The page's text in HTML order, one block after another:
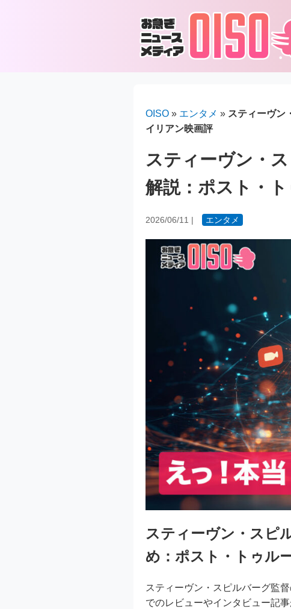
OISO » エンタメ » スティーヴン
イリアン映画評
スティーヴン・
解説：ポスト・
2026/06/11 | エンタメ
スティーヴン・スピ
め：ポスト・トゥル
スティーヴン・スピルバーグ監
でのレビューやインタビュー記